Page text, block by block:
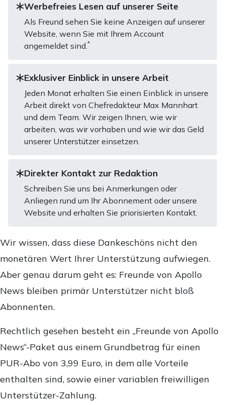
Werbefreies Lesen auf unserer Seite
Als Freund sehen Sie keine Anzeigen auf unserer
Website, wenn Sie mit Ihrem Account
angemeldet sind.*
Exklusiver Einblick in unsere Arbeit
Jeden Monat erhalten Sie einen Einblick in unsere
Arbeit direkt von Chefredakteur Max Mannhart
und dem Team. Wir zeigen Ihnen, wie wir
arbeiten, was wir vorhaben und wie wir das Geld
unserer Unterstützer einsetzen.
Direkter Kontakt zur Redaktion
Schreiben Sie uns bei Anmerkungen oder
Anliegen rund um Ihr Abonnement oder unsere
Website und erhalten Sie priorisierten Kontakt.
Wir wissen, dass diese Dankeschöns nicht den
monetären Wert Ihrer Unterstützung aufwiegen.
Aber genau darum geht es: Freunde von Apollo
News bleiben primär Unterstützer nicht bloß
Abonnenten.
Rechtlich gesehen besteht ein „Freunde von Apollo
News“-Paket aus einem Grundbetrag für einen
PUR-Abo von 3,99 Euro, in dem alle Vorteile
enthalten sind, sowie einer variablen freiwilligen
Unterstützer-Zahlung.